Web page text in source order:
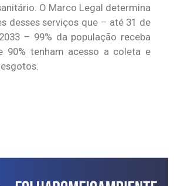
O Marco Legal determina
desses serviços que – até 31 de
– 99% da população receba
90% tenham acesso a coleta e